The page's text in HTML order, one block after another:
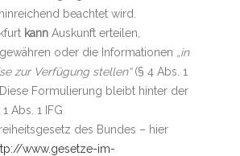
beachtet wird.
kann Auskunft erteilen,
oder die Informationen „in
zur Verfügung stellen“(§ 4 Abs. 1
Formulierung bleibt hinter der
Abs. 1 IFG
des Bundes – hier
www.gesetze-im-